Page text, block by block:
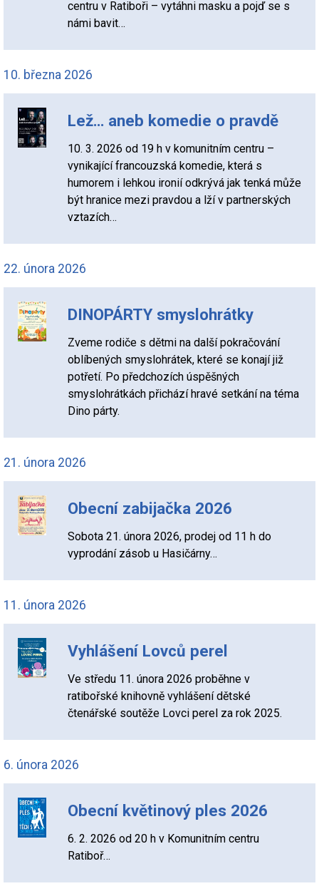
centru v Ratiboři – vytáhni masku a pojď se s
námi bavit…
10. března 2026
Lež… aneb komedie o pravdě
10. 3. 2026 od 19 h v komunitním centru –
vynikající francouzská komedie, která s
humorem i lehkou ironií odkrývá jak tenká může
být hranice mezi pravdou a lží v partnerských
vztazích…
22. února 2026
DINOPÁRTY smyslohrátky
Zveme rodiče s dětmi na další pokračování
oblíbených smyslohrátek, které se konají již
potřetí. Po předchozích úspěšných
smyslohrátkách přichází hravé setkání na téma
Dino párty.
21. února 2026
Obecní zabijačka 2026
Sobota 21. února 2026, prodej od 11 h do
vyprodání zásob u Hasičárny…
11. února 2026
Vyhlášení Lovců perel
Ve středu 11. února 2026 proběhne v
ratibořské knihovně vyhlášení dětské
čtenářské soutěže Lovci perel za rok 2025.
6. února 2026
Obecní květinový ples 2026
6. 2. 2026 od 20 h v Komunitním centru
Ratiboř…